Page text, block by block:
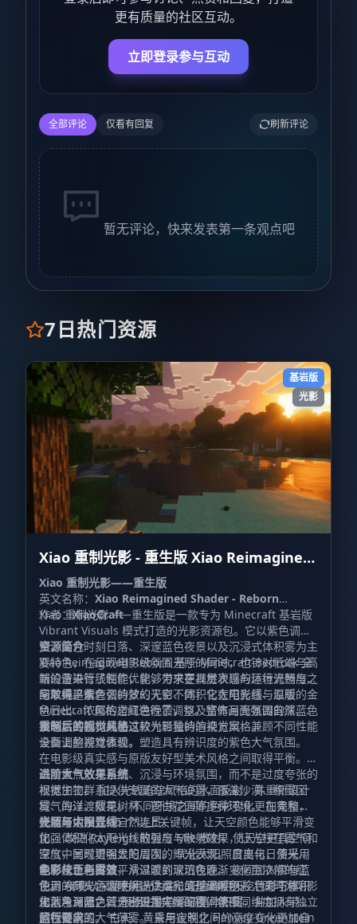
更有质量的社区互动。
立即登录参与互动
全部评论 仅看有回复 刷新评论
暂无评论，快来发表第一条观点吧
7日热门资源
基岩版
光影
Xiao 重制光影 - 重生版 Xiao Reimagined
Shader - Reborn
Xiao 重制光影——重生版
英文名称： Xiao Reimagined Shader - Reborn
作者：XiaoCraft
Xiao 重制光影——重生版是一款专为 Minecraft 基岩版
Vibrant Visuals 模式打造的光影资源包。它以紫色调天
空、金色时刻日落、深邃蓝色夜景以及沉浸式体积雾为主
要特色，在呈现电影级氛围光照的同时，也针对低端与高
端设备进行了性能优化，力求在视觉表现与运行流畅度之
间取得平衡。
资源简介
Xiao Reimagined Reborn 基于 Minecraft Bedrock 全
新的渲染管线制作，能够带来更具层次感的环境光照与天
空效果。紫色调的梦幻天空、体积化太阳光线、温暖的金
色日出、浓郁的橙红色晚霞，以及富有月光氛围的深蓝色
夜晚，共同构成了这款光影独特的视觉风格。
与单纯追求夸张特效的光影不同，它在电影感与原版
Minecraft 风格之间进行了调整。整体画面强调自然、沉
浸与氛围感，并通过较为轻量的渲染方案，兼顾不同性能
设备上的游戏体验。
重制后的视觉风格
全面调整视觉表现，塑造具有辨识度的紫色大气氛围。
在电影级真实感与原版友好型美术风格之间取得平衡。
画面重点放在自然、沉浸与环境氛围，而不是过度夸张的
视觉加工。 加入光线追踪风格的水面反射，并重新设计
雾气的过渡效果。 不同环境之间的色彩变化更加柔和，
使场景切换显得自然连贯。
进阶大气效果系统
根据生物群系提供专属的大气设置，覆盖沙漠、积雪区
域、海洋、樱花树林、苍白花园等多种环境。 在完整昼
夜循环中设置 15 个以上关键帧，让天空颜色能够平滑变
化。 改进 Rayleigh 散射与 Mie 散射，使天空更具空间
深度，同时增强太阳周围的辉光表现。 日出与日落采用
电影化色彩过渡，从温暖的琥珀色逐渐变化至浓郁的红
色。 夜晚以深蓝色月光为主，配合鲜明天空色彩与体积
化蓝色月光，营造出更加丰富的夜间氛围。
光照与太阳光线
加强体积化太阳光线的强度与散射效果，让光柱在雾气和
空气中呈现更明显的层次。 优化太阳照度变化，使光线
能够从金色白昼平滑过渡到深沉夜晚。 夜间加入带有蓝
色调的月光，为环境提供柔和的基础照明。 针对下界、
末地与深暗之域分别设置光照配置，使不同维度拥有独立
的视觉氛围。 白天、黄昏与夜晚之间的亮度变化更加自
色彩校正与雾效
使用 ACES 色调映射，让高光呈现温暖色彩，同时为阴影
加入冷调蓝色。 根据生物群系调整体积雾，并加入带有
蓝色倾向的大气薄雾。 采用定制化 Henyey-Greenstein
运行要求